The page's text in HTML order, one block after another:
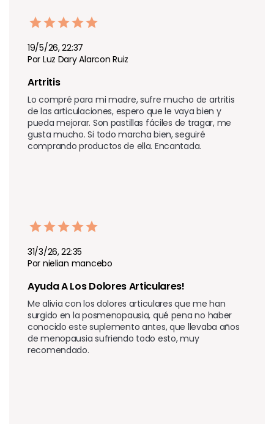
19/5/26, 22:37
Por Luz Dary Alarcon Ruiz
Artritis
Lo compré para mi madre, sufre mucho de artritis
de las articulaciones, espero que le vaya bien y
pueda mejorar. Son pastillas fáciles de tragar, me
gusta mucho. Si todo marcha bien, seguiré
comprando productos de ella. Encantada.
31/3/26, 22:35
Por nielian mancebo
Ayuda A Los Dolores Articulares!
Me alivia con los dolores articulares que me han
surgido en la posmenopausia, qué pena no haber
conocido este suplemento antes, que llevaba años
de menopausia sufriendo todo esto, muy
recomendado.